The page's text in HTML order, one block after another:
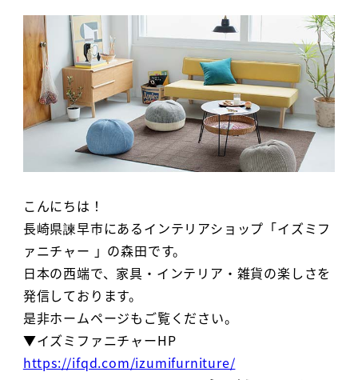
こんにちは！
長崎県諫早市にあるインテリアショップ「イズミフ
ァニチャー 」の森田です。
日本の西端で、家具・インテリア・雑貨の楽しさを
発信しております。
是非ホームページもご覧ください。
▼イズミファニチャーHP
https://ifqd.com/izumifurniture/